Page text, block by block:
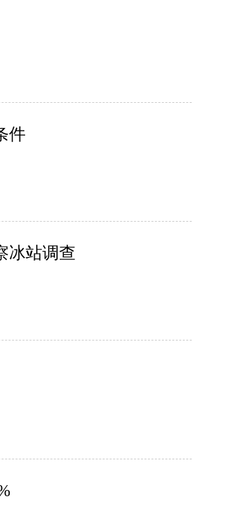
件
冰站调查